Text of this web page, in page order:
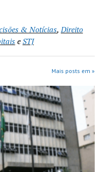
& Notícias,Direito
eSTJ
Mais posts em »